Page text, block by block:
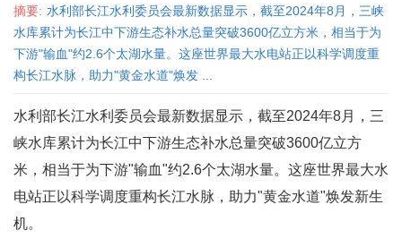
摘要: 水利部长江水利委员会最新数据显示，截至2024年8月，三峡
水库累计为长江中下游生态补水总量突破3600亿立方米，相当于为
下游"输血"约2.6个太湖水量。这座世界最大水电站正以科学调度重
构长江水脉，助力"黄金水道"焕发 ...
水利部长江水利委员会最新数据显示，截至2024年8月，三
峡水库累计为长江中下游生态补水总量突破3600亿立方
米，相当于为下游"输血"约2.6个太湖水量。这座世界最大水
电站正以科学调度重构长江水脉，助力"黄金水道"焕发新生
机。